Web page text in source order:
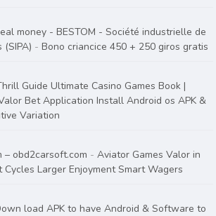
money - BESTOM - Société industrielle de
-Bono criancice 450 + 250 giros gratis
Guide Ultimate Casino Games Book |
Bet Application Install Android os APK &
Variation
– obd2carsoft.com -Aviator Games Valor in
Larger Enjoyment Smart Wagers
load APK to have Android & Software to